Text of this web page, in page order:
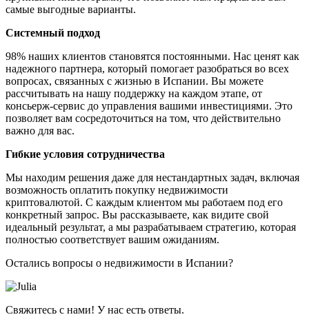
самые выгодные варианты.
Системный подход
98% наших клиентов становятся постоянными. Нас ценят как
надежного партнера, который помогает разобраться во всех
вопросах, связанных с жизнью в Испании. Вы можете
рассчитывать на нашу поддержку на каждом этапе, от
консьерж-сервис до управления вашими инвестициями. Это
позволяет вам сосредоточиться на том, что действительно
важно для вас.
Гибкие условия сотрудничества
Мы находим решения даже для нестандартных задач, включая
возможность оплатить покупку недвижимости
криптовалютой. С каждым клиентом мы работаем под его
конкретный запрос. Вы рассказываете, как видите свой
идеальный результат, а мы разрабатываем стратегию, которая
полностью соответствует вашим ожиданиям.
Остались вопросы о недвижимости в Испании?
Свяжитесь с нами! У нас есть ответы.